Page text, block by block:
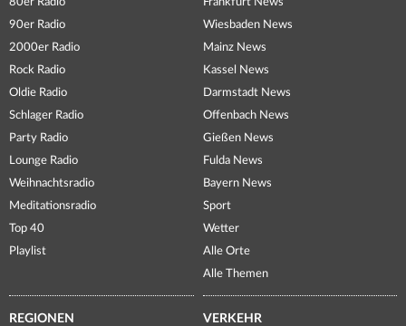
90er Radio
2000er Radio
Rock Radio
Oldie Radio
Schlager Radio
Party Radio
Lounge Radio
Weihnachtsradio
Meditationsradio
Top 40
Playlist
Wiesbaden News
Mainz News
Kassel News
Darmstadt News
Offenbach News
Gießen News
Fulda News
Bayern News
Sport
Wetter
Alle Orte
Alle Themen
REGIONEN VERKEHR